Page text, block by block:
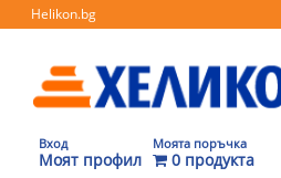
Helikon.bg
Вход
Моят профил
Моята поръчка
0 продукта